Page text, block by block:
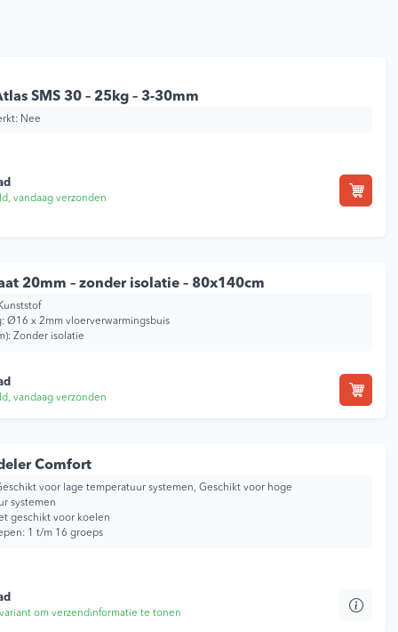
SMS 30 – 25kg – 3-30mm
Nee
vandaag verzonden
20mm – zonder isolatie – 80x140cm
Ø16 x 2mm vloerverwarmingsbuis
Zonder isolatie
vandaag verzonden
Comfort
voor lage temperatuur systemen, Geschikt voor hoge
systemen
geschikt voor koelen
1 t/m 16 groeps
om verzendinformatie te tonen